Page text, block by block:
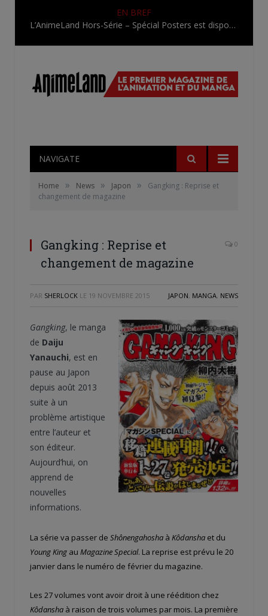
EN BREF
L’AnimeLand Hors-Série – Spécial Posters est disponible !
NAVIGATE
Home » News » Japon »
Gangking : Reprise et
changement de magazine
Gangking : Reprise et
changement de magazine
0
PAR SHERLOCK LE 19 NOVEMBRE 2015 JAPON, MANGA, NEWS
Gangking, le manga
de Daiju
Yanauchi, est en
pause au Japon
depuis août 2013
suite à un
problème artistique
entre l’auteur et
son éditeur.
Aujourd’hui, on
apprend de
nouvelles
informations.
La série va passer de Shônengahosha à Kôdansha et du
Young King au Magazine Special. La reprise est prévu le 20
janvier dans le numéro de février du magazine.
Les 27 volumes vont avoir droit à une réédition chez
Kôdansha à raison de trois volumes par mois. La première